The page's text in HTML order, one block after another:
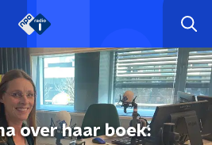
over haar boek: